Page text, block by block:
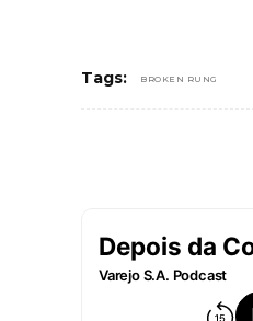
Tags: BROKEN RUNG